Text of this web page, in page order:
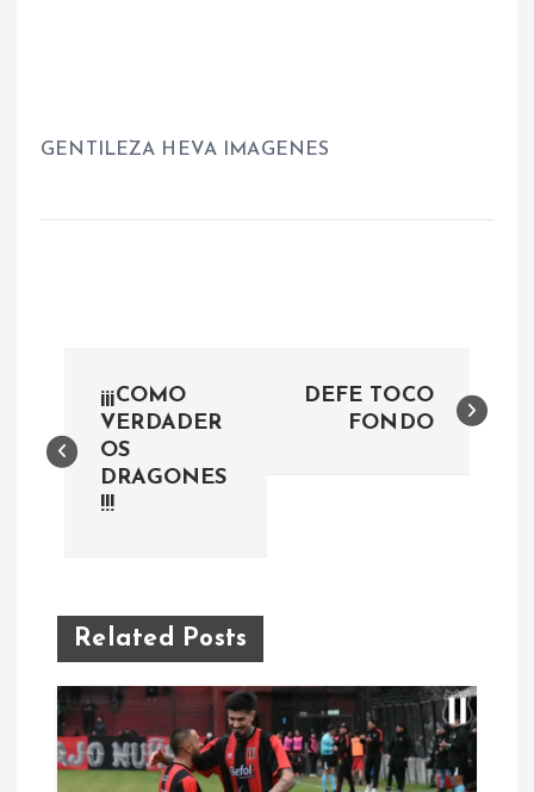
GENTILEZA HEVA IMAGENES
a
g
a
c
¡¡¡COMO
VERDADER
OS
DRAGONES
!!!
DEFE TOCO
FONDO
Related Posts